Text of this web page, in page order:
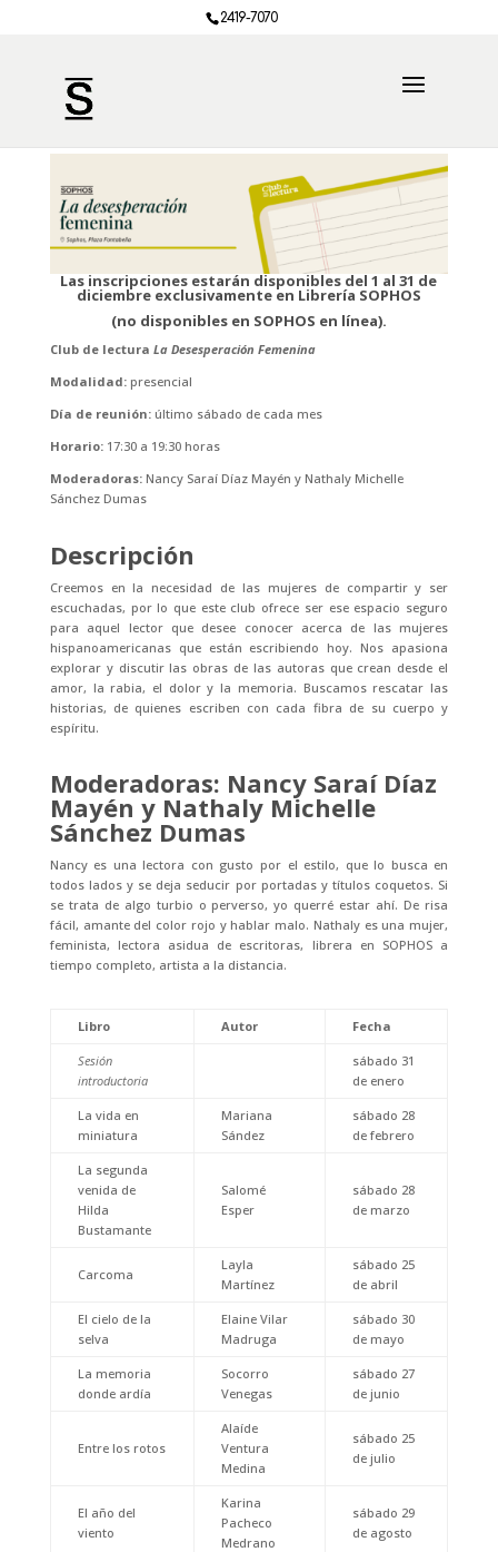
2419-7070
Las inscripciones estarán disponibles del 1 al 31 de
diciembre exclusivamente en Librería SOPHOS
(no disponibles en SOPHOS en línea).
Club de lectura La Desesperación Femenina
Modalidad:presencial
Día de reunión: último sábado de cada mes
Horario: 17:30 a 19:30 horas
Moderadoras: Nancy Saraí Díaz Mayén y Nathaly Michelle
Sánchez Dumas
Descripción
Creemos en la necesidad de las mujeres de compartir y ser
escuchadas, por lo que este club ofrece ser ese espacio seguro
para aquel lector que desee conocer acerca de las mujeres
hispanoamericanas que están escribiendo hoy. Nos apasiona
explorar y discutir las obras de las autoras que crean desde el
amor, la rabia, el dolor y la memoria. Buscamos rescatar las
historias, de quienes escriben con cada fibra de su cuerpo y
espíritu.
Moderadoras: Nancy Saraí Díaz
Mayén y Nathaly Michelle
Sánchez Dumas
Nancy es una lectora con gusto por el estilo, que lo busca en
todos lados y se deja seducir por portadas y títulos coquetos. Si
se trata de algo turbio o perverso, yo querré estar ahí. De risa
fácil, amante del color rojo y hablar malo. Nathaly es una mujer,
feminista, lectora asidua de escritoras, librera en SOPHOS a
tiempo completo, artista a la distancia.
Libro Autor Fecha
Sesión
introductoria
sábado 31
de enero
La vida en
miniatura
Mariana
Sández
sábado 28
de febrero
La segunda
venida de
Hilda
Bustamante
Salomé
Esper
sábado 28
de marzo
Carcoma
Layla
Martínez
sábado 25
de abril
El cielo de la
selva
Elaine Vilar
Madruga
sábado 30
de mayo
La memoria
donde ardía
Socorro
Venegas
sábado 27
de junio
Entre los rotos
Alaíde
Ventura
Medina
sábado 25
de julio
El año del
viento
Karina
Pacheco
Medrano
sábado 29
de agosto